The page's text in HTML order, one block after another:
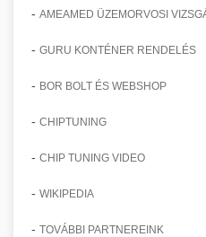
- AMEAMED ÜZEMORVOSI
- GURU KONTÉNER RENDELÉS
- BOR BOLT ÉS WEBSHOP
- CHIPTUNING
- CHIP TUNING VIDEO
- WIKIPEDIA
- TOVÁBBI PARTNEREINK